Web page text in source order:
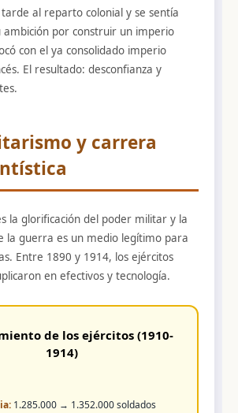
al reparto colonial y se sentía
ambición por construir un imperio
con el ya consolidado imperio
El resultado: desconfianza y
y carrera
la glorificación del poder militar y la
la guerra es un medio legítimo para
Entre 1890 y 1914, los ejércitos
en efectivos y tecnología.
de los ejércitos (1910-
1914)
1.285.000 → 1.352.000 soldados